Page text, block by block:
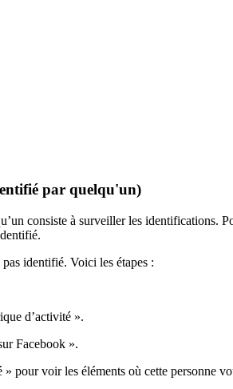
par quelqu'un)
consiste à surveiller les identifications.
identifié. Voici les étapes :
d’activité ».
Facebook ».
pour voir les éléments où cette personne